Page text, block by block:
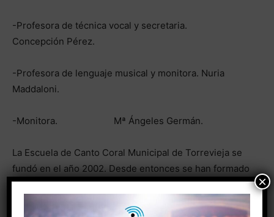
-Profesora de técnica vocal y secretaria.
Concepción Pérez.
-Profesora de lenguaje musical y monitora. Nuria
Maddaloni.
-Monitora. Mª Ángeles Germán.
La Escuela de Canto Coral Municipal de Torrevieja se
fundó en el año 2002. Desde entonces se han formado
a cientos de niños y jóvenes, muchos de los cuales se
han dedicado posteriormente a la música de manera
×